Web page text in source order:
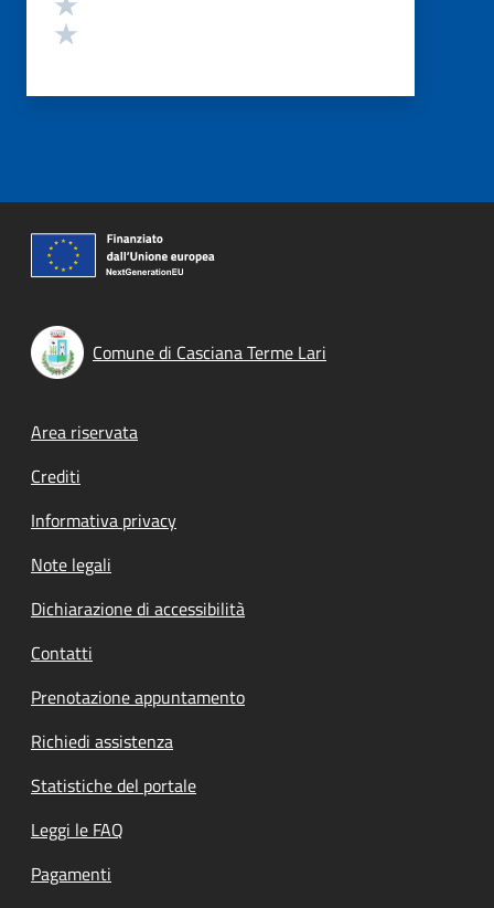
Comune di Casciana Terme Lari
Footer menu
Area riservata
Crediti
Informativa privacy
Note legali
Dichiarazione di accessibilità
Contatti
Prenotazione appuntamento
Richiedi assistenza
Statistiche del portale
Leggi le FAQ
Pagamenti